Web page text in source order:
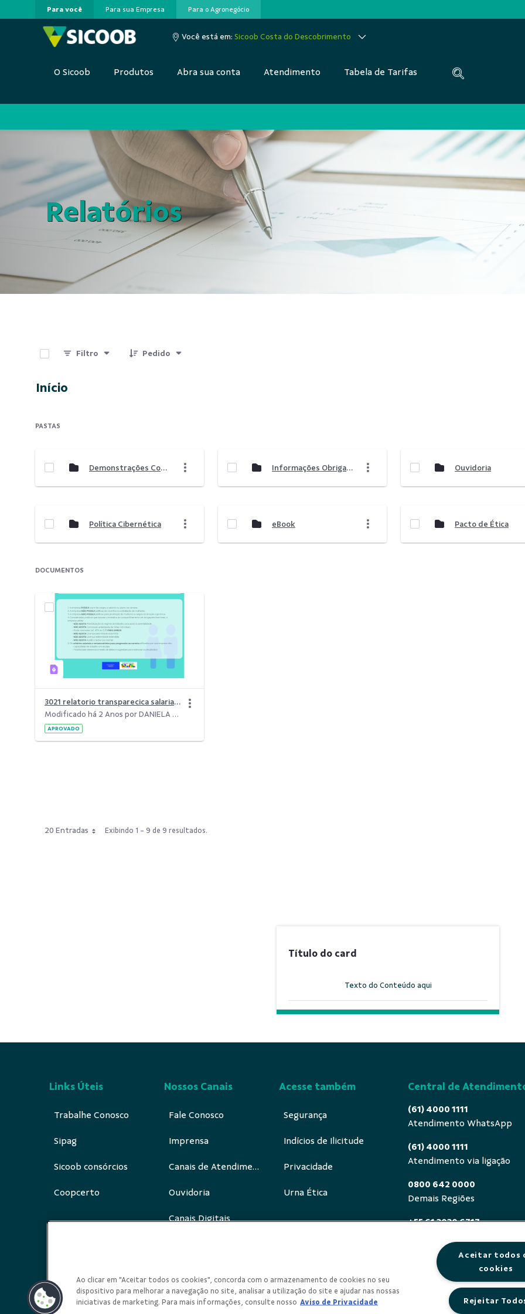
Pular para o Conteúdo principal
Para você Para sua Empresa Para o Agronegócio
Você está em:Sicoob Costa do Descobrimento
O Sicoob Produtos Abra sua conta Atendimento Tabela de Tarifas
Relatórios
Filtro Pedido
Início
PASTAS
Demonstrações Contábeis Informações Obrigatórias Ouvidoria
Política Cibernética eBook Pacto de Ética
DOCUMENTOS
3021 relatorio transparecica salarial 1sem2024.pdf
Modificado há 2 Anos por DANIELA DE MAGALHAES MENDES PEREIRA.
APROVADO
20 Entradas Exibindo 1 - 9 de 9 resultados.
Título do card
Texto do Conteúdo aqui
Links Úteis
Trabalhe Conosco
Sipag
Sicoob consórcios
Coopcerto
Nossos Canais
Fale Conosco
Imprensa
Canais de Atendimento
Ouvidoria
Canais Digitais
Acesse também
Segurança
Indícios de Ilicitude
Privacidade
Urna Ética
Redes Sociais
Central de
(61) 4000 1111
Atendimento WhatsApp
(61) 4000 1111
Atendimento via ligação
0800 642 0000
Demais Regiões
+55 61 3030 6717
0800 940 0458
Deficientes auditivos ou de
segunda a sexta, das 8h às
Ao clicar em "Aceitar todos os cookies", concorda com o armazenamento de cookies no seu
dispositivo para melhorar a navegação no site, analisar a utilização do site e ajudar nas nossas
iniciativas de marketing. Para mais informações, consulte nosso Aviso de Privacidade
Aceitar todos
cookies
Rejeitar